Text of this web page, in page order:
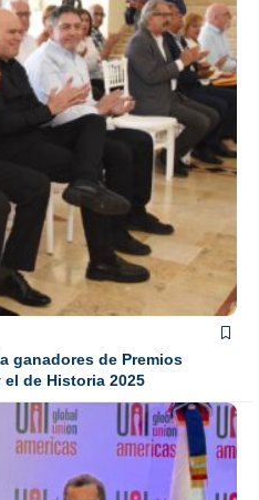
ganadores de Premios
de Historia 2025